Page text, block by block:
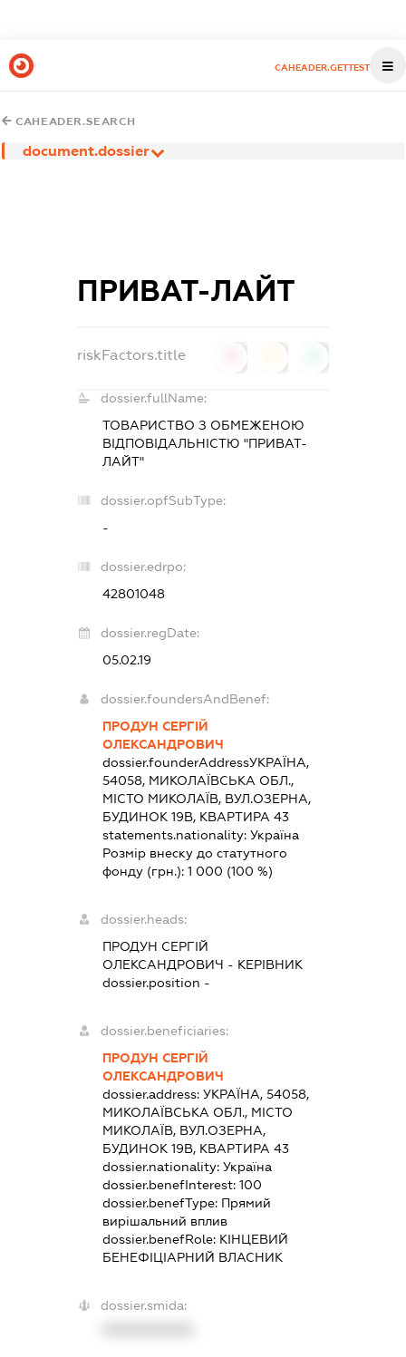
CAHEADER.GETTEST
CAHEADER.SEARCH
document.dossier
ПРИВАТ-ЛАЙТ
riskFactors.title
dossier.fullName:
ТОВАРИСТВО З ОБМЕЖЕНОЮ
ВІДПОВІДАЛЬНІСТЮ "ПРИВАТ-
ЛАЙТ"
dossier.opfSubType:
-
dossier.edrpo:
42801048
dossier.regDate:
05.02.19
dossier.foundersAndBenef:
ПРОДУН СЕРГІЙ
ОЛЕКСАНДРОВИЧ
dossier.founderAddressУКРАЇНА,
54058, МИКОЛАЇВСЬКА ОБЛ.,
МІСТО МИКОЛАЇВ, ВУЛ.ОЗЕРНА,
БУДИНОК 19В, КВАРТИРА 43
statements.nationality:Україна
Розмір внеску до статутного
фонду (грн.):1 000 (100 %)
dossier.heads:
ПРОДУН СЕРГІЙ
ОЛЕКСАНДРОВИЧ - КЕРІВНИК
dossier.position -
dossier.beneficiaries:
ПРОДУН СЕРГІЙ
ОЛЕКСАНДРОВИЧ
dossier.address:УКРАЇНА, 54058,
МИКОЛАЇВСЬКА ОБЛ., МІСТО
МИКОЛАЇВ, ВУЛ.ОЗЕРНА,
БУДИНОК 19В, КВАРТИРА 43
dossier.nationality:Україна
dossier.benefInterest:100
dossier.benefType: Прямий
вирішальний вплив
dossier.benefRole: КІНЦЕВИЙ
БЕНЕФІЦІАРНИЙ ВЛАСНИК
dossier.smida: